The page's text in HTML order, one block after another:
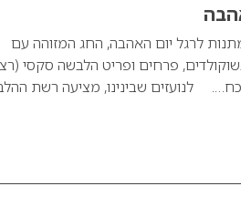
לרגל יום האהבה, החג המזוהה עם
פרחים ופריט הלבשה סקסי
לנועזים שבינינו, מציעה רשת